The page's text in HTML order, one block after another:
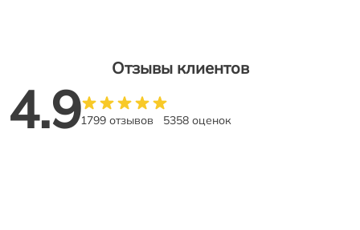
Отзывы клиентов
4.91799 отзывов 5358 оценок